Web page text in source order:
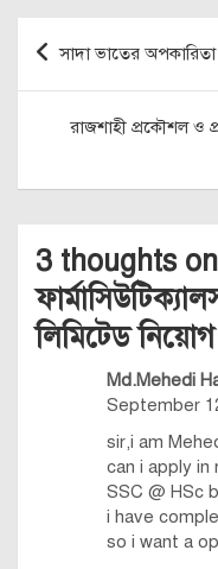
Post
navigation
সাদা ভাতের অপকারিতা
রাজশাহী প্রকৌশল ও
3 thoughts
লিমিটেড নিয়োগ
Md.Mehedi
September
sir,i am
can i apply in
SSC @ HSc
i have
so i want a